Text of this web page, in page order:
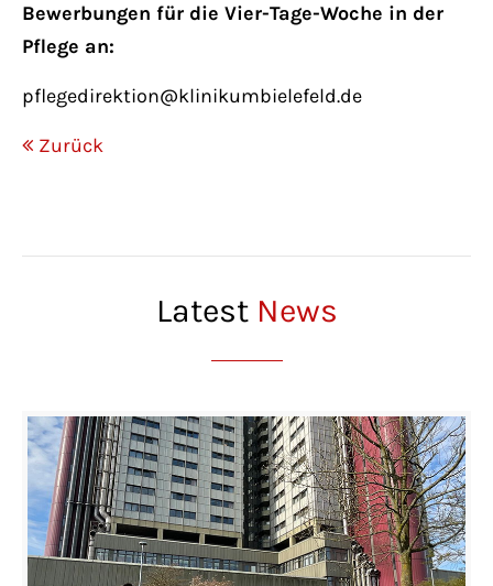
Bewerbungen für die Vier-Tage-Woche in der
Pflege an:
pflegedirektion@klinikumbielefeld.de
Zurück
Latest News